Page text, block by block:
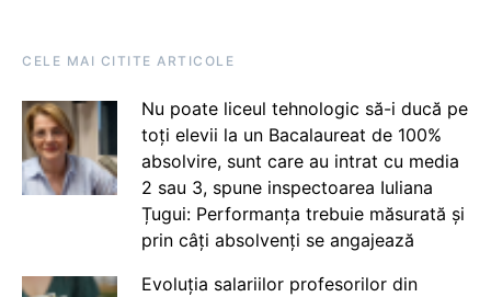
CELE MAI CITITE ARTICOLE
Nu poate liceul tehnologic să-i ducă pe
toți elevii la un Bacalaureat de 100%
absolvire, sunt care au intrat cu media
2 sau 3, spune inspectoarea Iuliana
Țugui: Performanța trebuie măsurată și
prin câți absolvenți se angajează
Evoluția salariilor profesorilor din